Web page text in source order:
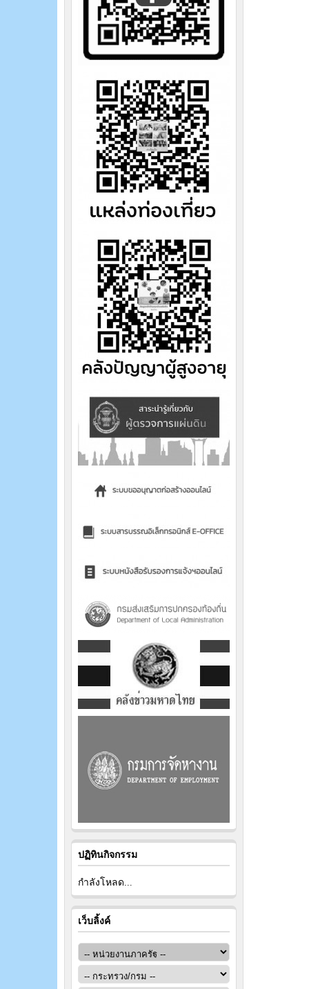
ปฏิทินกิจกรรม
กำลังโหลด...
เว็บลิ้งค์